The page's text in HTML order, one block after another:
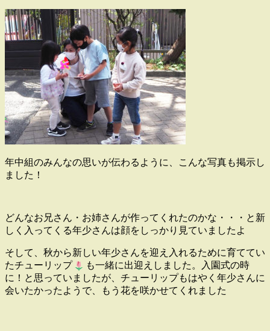
年中組のみんなの思いが伝わるように、
こんな写真も掲示し
ました！
どんなお兄さん・お姉さんが作ってくれたのかな・・・と新
しく入ってくる年少さんは顔をしっかり見ていましたよ
そして、秋から新しい年少さんを迎え入れるために育ててい
たチューリップ
も一緒に出迎えしました。入園式の時
に！と思っていましたが、チューリップもはやく年少さんに
会いたかったようで、もう花を咲かせてくれました